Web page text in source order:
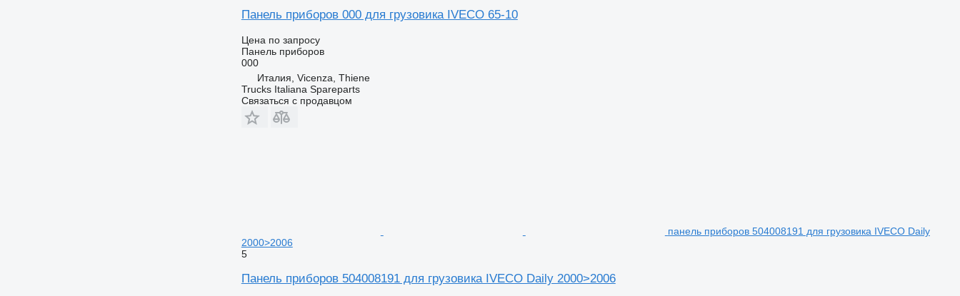
Панель приборов 000 для грузовика IVECO 65-10
Цена по запросу
Панель приборов
000
Италия, Vicenza, Thiene
Trucks Italiana Spareparts
Связаться с продавцом
панель приборов 504008191 для грузовика IVECO Daily
2000>2006
5
Панель приборов 504008191 для грузовика IVECO Daily 2000>2006